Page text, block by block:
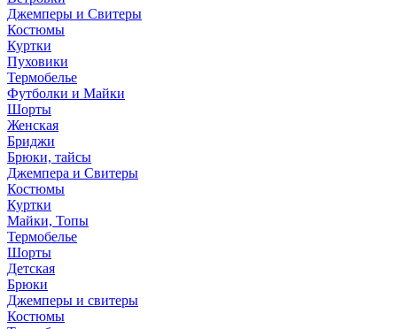
Джемперы и Свитеры
Костюмы
Куртки
Пуховики
Термобелье
Футболки и Майки
Шорты
Женская
Бриджи
Брюки, тайсы
Джемпера и Свитеры
Костюмы
Куртки
Майки, Топы
Термобелье
Шорты
Детская
Брюки
Джемперы и свитеры
Костюмы